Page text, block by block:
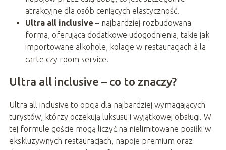
atrakcyjne dla osób ceniących elastyczność.
Ultra all inclusive – najbardziej rozbudowana
forma, oferująca dodatkowe udogodnienia, takie jak
importowane alkohole, kolacje w restauracjach à la
carte czy room service.
Ultra all inclusive – co to znaczy?
Ultra all inclusive to opcja dla najbardziej wymagających
turystów, którzy oczekują luksusu i wyjątkowej obsługi. W
tej formule goście mogą liczyć na nielimitowane posiłki w
ekskluzywnych restauracjach, napoje premium oraz